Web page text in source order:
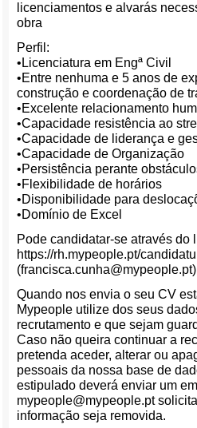
licenciamentos e alvarás
obra
Perfil:
•Licenciatura em Engª Civil
•Entre nenhuma e 5 anos de
construção e coordenação de
•Excelente relacionamento
•Capacidade resistência ao
•Capacidade de liderança e
•Capacidade de Organização
•Persistência perante
•Flexibilidade de horários
•Disponibilidade para
•Domínio de Excel
Pode candidatar-se através do
https://rh.mypeople.pt/
(francisca.cunha@mypeople.pt)
Quando nos envia o seu CV
Mypeople utilize dos seus
recrutamento e que sejam
Caso não queira continuar a
pretenda aceder, alterar ou
pessoais da nossa base de
estipulado deverá enviar um
mypeople@mypeople.pt
informação seja removida.